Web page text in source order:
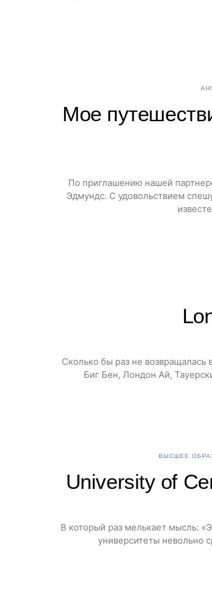
Мое
По приглашению нашей
Эдмундс. С удовольствием
Сколько бы раз не возвращалась
Биг Бен, Лондон Ай,
ВЫСШЕЕ
University of
В который раз мелькает мысль:
университеты невольно